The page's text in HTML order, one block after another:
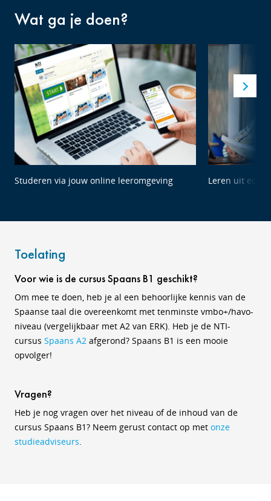
Wat ga je doen?
Studeren via jouw online leeromgeving Leren uit
Toelating
Voor wie is de cursus Spaans B1 geschikt?
Om mee te doen, heb je al een behoorlijke kennis van de
Spaanse taal die overeenkomt met tenminste vmbo+/havo-
niveau (vergelijkbaar met A2 van ERK). Heb je de NTI-
cursus Spaans A2 afgerond? Spaans B1 is een mooie
opvolger!
Vragen?
Heb je nog vragen over het niveau of de inhoud van de
cursus Spaans B1? Neem gerust contact op met onze
studieadviseurs.